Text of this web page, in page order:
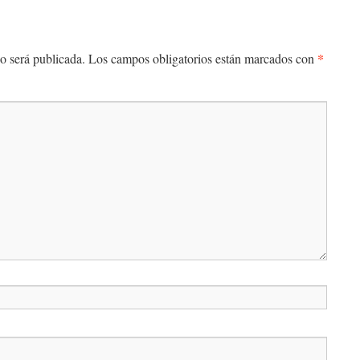
será publicada. Los campos obligatorios están marcados con *